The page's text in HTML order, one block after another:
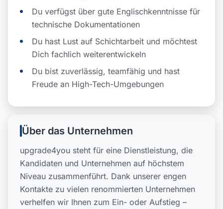
Du verfügst über gute Englischkenntnisse für
technische Dokumentationen
Du hast Lust auf Schichtarbeit und möchtest
Dich fachlich weiterentwickeln
Du bist zuverlässig, teamfähig und hast
Freude an High-Tech-Umgebungen
Über das Unternehmen
upgrade4you steht für eine Dienstleistung, die
Kandidaten und Unternehmen auf höchstem
Niveau zusammenführt. Dank unserer engen
Kontakte zu vielen renommierten Unternehmen
verhelfen wir Ihnen zum Ein- oder Aufstieg –